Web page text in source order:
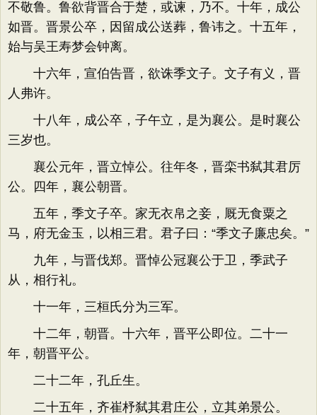
不敬鲁。鲁欲背晋合于楚，或谏，乃不。十年，成公
如晋。晋景公卒，因留成公送葬，鲁讳之。十五年，
始与吴王寿梦会钟离。
十六年，宣伯告晋，欲诛季文子。文子有义，晋
人弗许。
十八年，成公卒，子午立，是为襄公。是时襄公
三岁也。
襄公元年，晋立悼公。往年冬，晋栾书弑其君厉
公。四年，襄公朝晋。
五年，季文子卒。家无衣帛之妾，厩无食粟之
马，府无金玉，以相三君。君子曰：“季文子廉忠矣。”
九年，与晋伐郑。晋悼公冠襄公于卫，季武子
从，相行礼。
十一年，三桓氏分为三军。
十二年，朝晋。十六年，晋平公即位。二十一
年，朝晋平公。
二十二年，孔丘生。
二十五年，齐崔杼弑其君庄公，立其弟景公。